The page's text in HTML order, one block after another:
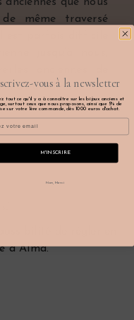
anciennes que nous
même traversé
est parfois difficile
jusqu’à nous,
anciennes de
et à admirer.
de régler en
à Alma.
vous à la newsletter
tout ce qu'il y a à connaître sur les bijoux anciens et
surtout ceux que nous proposons, ainsi que 5% de
sur votre 1ère commande, dès 1000 euros d'achat.
M'INSCRIRE
Non, Merci